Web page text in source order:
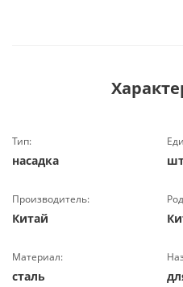
Тип:
насадка
Производитель:
Китай
Материал:
сталь